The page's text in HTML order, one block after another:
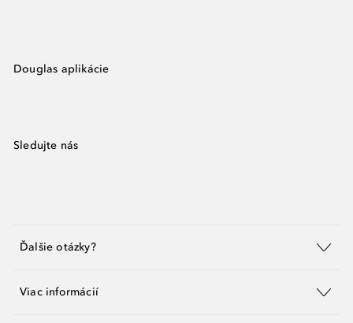
Douglas aplikácie
Sledujte nás
Ďalšie otázky?
Viac informácií